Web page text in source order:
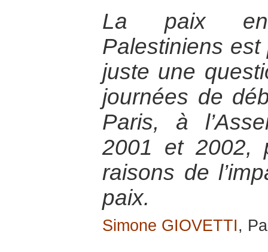
La paix
Palestiniens
juste une
journées de
Paris, à
2001 et 2002,
raisons de
paix.
Simone GIOVETTI,